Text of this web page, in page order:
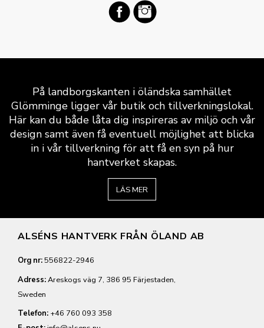
På landborgskanten i öländska samhället
Glömminge ligger vår butik och tillverkningslokal.
Här kan du både låta dig inspireras av miljö och vår
design samt även få eventuell möjlighet att blicka
in i vår tillverkning för att få en syn på hur
hantverket skapas.
LÄS MER
ALSÉNS HANTVERK FRÅN ÖLAND AB
Org nr:556822-2946
Adress:Areskogs väg 7, 386 95 Färjestaden,
Sweden
Telefon: +46 760 093 358